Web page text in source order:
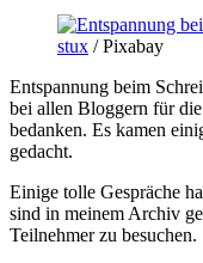
stux / Pixabay
Entspannung beim
bei allen Bloggern für
bedanken. Es kamen
gedacht.
Einige tolle Gespräche
sind in meinem Archiv
Teilnehmer zu besuchen.